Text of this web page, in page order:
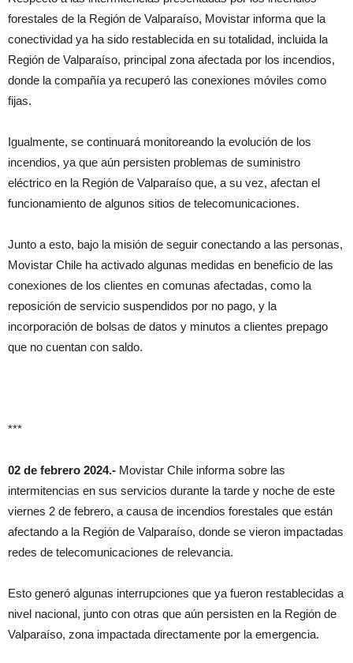
forestales de la Región de Valparaíso, Movistar informa que la
conectividad ya ha sido restablecida en su totalidad, incluida la
Región de Valparaíso, principal zona afectada por los incendios,
donde la compañía ya recuperó las conexiones móviles como
fijas.
Igualmente, se continuará monitoreando la evolución de los
incendios, ya que aún persisten problemas de suministro
eléctrico en la Región de Valparaíso que, a su vez, afectan el
funcionamiento de algunos sitios de telecomunicaciones.
Junto a esto, bajo la misión de seguir conectando a las personas,
Movistar Chile ha activado algunas medidas en beneficio de las
conexiones de los clientes en comunas afectadas, como la
reposición de servicio suspendidos por no pago, y la
incorporación de bolsas de datos y minutos a clientes prepago
que no cuentan con saldo.
***
02 de febrero 2024.- Movistar Chile informa sobre las
intermitencias en sus servicios durante la tarde y noche de este
viernes 2 de febrero, a causa de incendios forestales que están
afectando a la Región de Valparaíso, donde se vieron impactadas
redes de telecomunicaciones de relevancia.
Esto generó algunas interrupciones que ya fueron restablecidas a
nivel nacional, junto con otras que aún persisten en la Región de
Valparaíso, zona impactada directamente por la emergencia.